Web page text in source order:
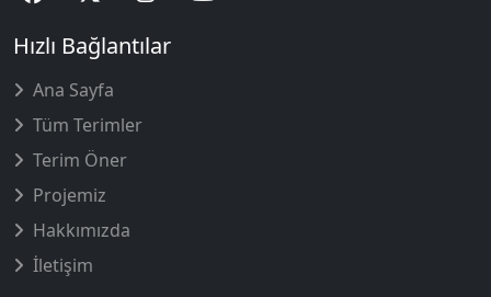
Hızlı Bağlantılar
Ana Sayfa
Tüm Terimler
Terim Öner
Projemiz
Hakkımızda
İletişim